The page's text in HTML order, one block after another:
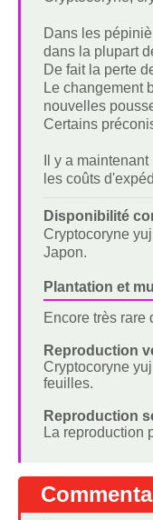
Dans les
dans la plupart
De fait la perte
Le changement
nouvelles
Certains
Il y a
les coûts
Disponibilité
Cryptocoryne
Japon.
Plantation et
Encore très rare
Reproduction
Cryptocoryne
feuilles.
Reproduction
La reproduction